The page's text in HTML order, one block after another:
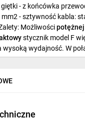
- z końcówka
- sztywność kabla:
Możliwościpotężnej
stycznik model F
wydajność. W
LR9 lub
na
w normalnych i trudnych